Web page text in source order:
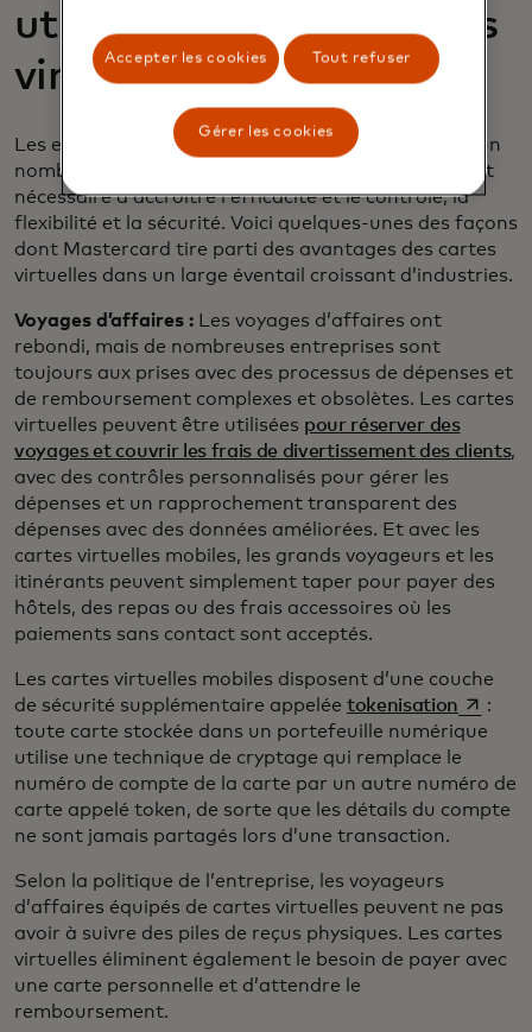
utilisent-elles des cartes
virtuelles ?
Les entreprises utilisent des cartes virtuelles dans un
nombre croissant de circonstances, partout où il est
nécessaire d’accroître l’efficacité et le contrôle, la
flexibilité et la sécurité. Voici quelques-unes des façons
dont Mastercard tire parti des avantages des cartes
virtuelles dans un large éventail croissant d’industries.
Voyages d’affaires : Les voyages d’affaires ont
rebondi, mais de nombreuses entreprises sont
toujours aux prises avec des processus de dépenses et
de remboursement complexes et obsolètes. Les cartes
virtuelles peuvent être utilisées pour réserver des
voyages et couvrir les frais de divertissement des clients,
avec des contrôles personnalisés pour gérer les
dépenses et un rapprochement transparent des
dépenses avec des données améliorées. Et avec les
cartes virtuelles mobiles, les grands voyageurs et les
itinérants peuvent simplement taper pour payer des
hôtels, des repas ou des frais accessoires où les
paiements sans contact sont acceptés.
Les cartes virtuelles mobiles disposent d’une couche
de sécurité supplémentaire appelée tokenisation
:
toute carte stockée dans un portefeuille numérique
utilise une technique de cryptage qui remplace le
numéro de compte de la carte par un autre numéro de
carte appelé token, de sorte que les détails du compte
ne sont jamais partagés lors d’une transaction.
Selon la politique de l’entreprise, les voyageurs
d’affaires équipés de cartes virtuelles peuvent ne pas
avoir à suivre des piles de reçus physiques. Les cartes
virtuelles éliminent également le besoin de payer avec
une carte personnelle et d’attendre le
remboursement.
Accepter les cookies Tout refuser
Gérer les cookies